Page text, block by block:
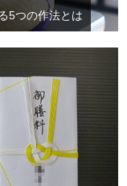
5つの作法とは